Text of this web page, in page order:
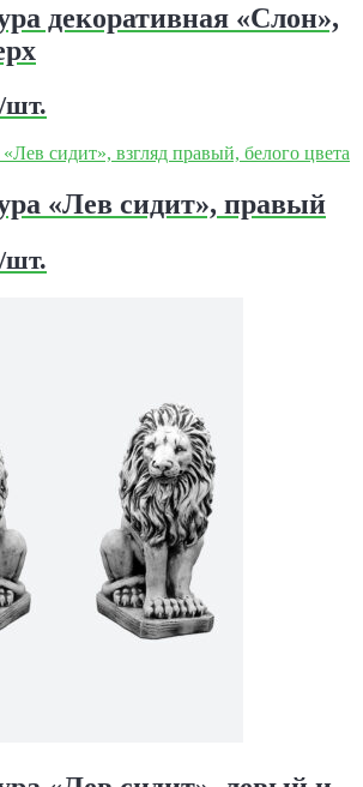
декоративная «Слон»,
/шт.
«Лев сидит», правый
/шт.